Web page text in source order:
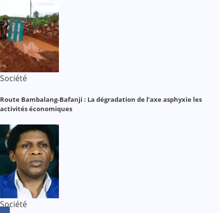
Société
Route Bambalang-Bafanji : La dégradation de l’axe asphyxie les
activités économiques
Société